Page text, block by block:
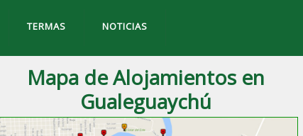
TERMAS NOTICIAS
Mapa de Alojamientos en
Gualeguaychú